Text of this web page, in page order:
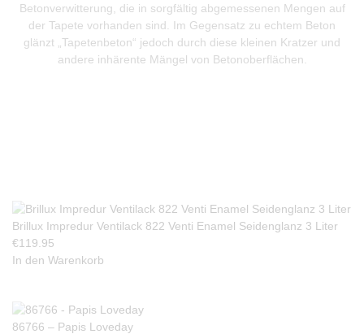
Betonverwitterung, die in sorgfältig abgemessenen Mengen auf
der Tapete vorhanden sind. Im Gegensatz zu echtem Beton
glänzt „Tapetenbeton“ jedoch durch diese kleinen Kratzer und
andere inhärente Mängel von Betonoberflächen.
Brillux Impredur Ventilack 822 Venti Enamel Seidenglanz 3 Liter
€119.95
In den Warenkorb
86766 – Papis Loveday